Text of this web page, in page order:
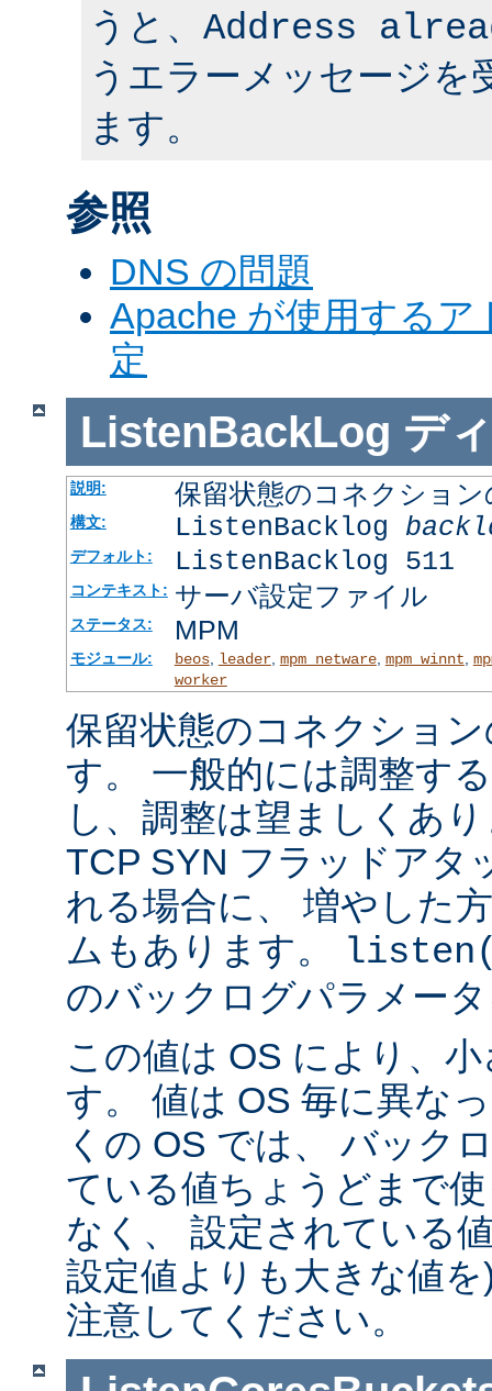
うと、 Address
うエラーメッセージを
ます。
参照
DNS の問題
Apache が使用する
定
ListenBackLog デ
説明: 保留状態のコネクショ
構文: ListenBacklog
デフォルト: ListenBacklog 511
コンテキスト: サーバ設定ファイル
ステータス: MPM
モジュール: beos, leader, mpm_netware, mpm_winnt,
worker
保留状態のコネクショ
す。 一般的には調整す
し、調整は望ましくあ
TCP SYN フラッドアタ
れる場合に、 増やした
ムもあります。
のバックログパラメー
この値は OS により、
す。 値は OS 毎に異な
くの OS では、 バック
ている値ちょうどまで
なく、 設定されている
設定値よりも大きな値
注意してください。